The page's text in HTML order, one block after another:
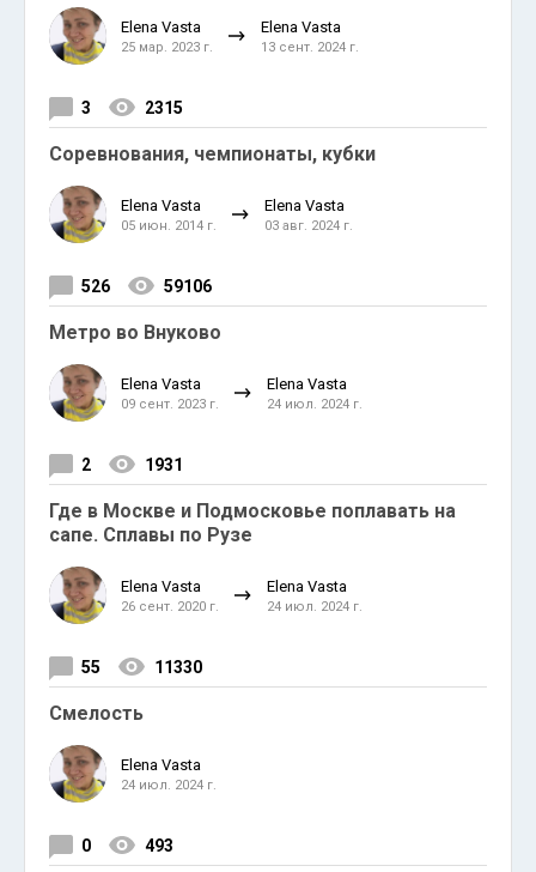
Elena Vasta
25 мар. 2023 г.
Elena Vasta
13 сент. 2024 г.
3 2315
Соревнования, чемпионаты, кубки
Elena Vasta
05 июн. 2014 г.
Elena Vasta
03 авг. 2024 г.
526 59106
Метро во Внуково
Elena Vasta
09 сент. 2023 г.
Elena Vasta
24 июл. 2024 г.
2 1931
Где в Москве и Подмосковье поплавать на
сапе. Сплавы по Рузе
Elena Vasta
26 сент. 2020 г.
Elena Vasta
24 июл. 2024 г.
55 11330
Смелость
Elena Vasta
24 июл. 2024 г.
0 493